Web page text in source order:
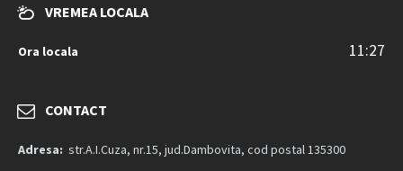
VREMEA LOCALA
Ora locala 11:27
CONTACT
Adresa: str.A.I.Cuza, nr.15, jud.Dambovita, cod postal 135300